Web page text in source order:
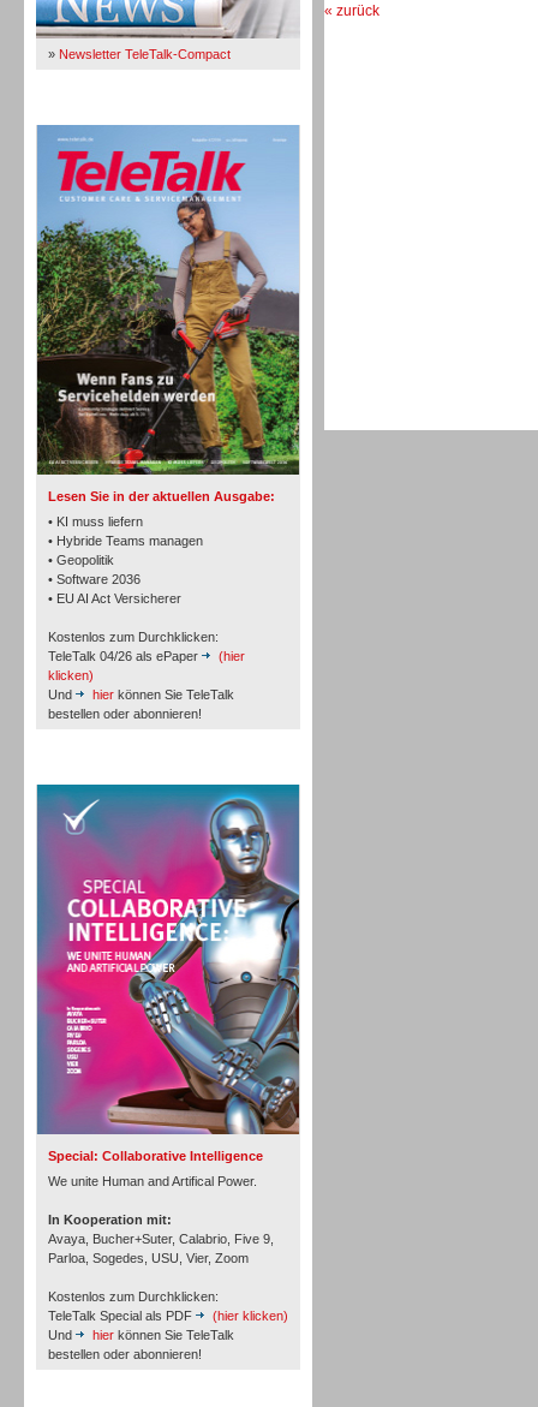
» Newsletter TeleTalk-Compact
Lesen Sie in der aktuellen Ausgabe:
• KI muss liefern
• Hybride Teams managen
• Geopolitik
• Software 2036
• EU AI Act Versicherer
Kostenlos zum Durchklicken:
TeleTalk 04/26 als ePaper
(hier
klicken)
Und
hier können Sie TeleTalk
bestellen oder abonnieren!
Special: Collaborative Intelligence
We unite Human and Artifical Power.
In Kooperation mit:
Avaya, Bucher+Suter, Calabrio, Five 9,
Parloa, Sogedes, USU, Vier, Zoom
Kostenlos zum Durchklicken:
TeleTalk Special als PDF
(hier klicken)
Und
hier können Sie TeleTalk
bestellen oder abonnieren!
TK- und ACD-Systeme
Workforce-Management
Personal
Inbound
« zurück